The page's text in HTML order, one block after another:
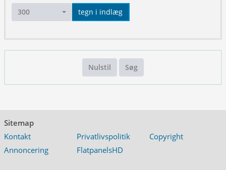
300 tegn i indlæg
Nulstil Søg
Sitemap
Kontakt
Privatlivspolitik
Copyright
Annoncering
FlatpanelsHD